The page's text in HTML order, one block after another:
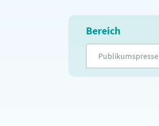
Bereich
Publikumspresse